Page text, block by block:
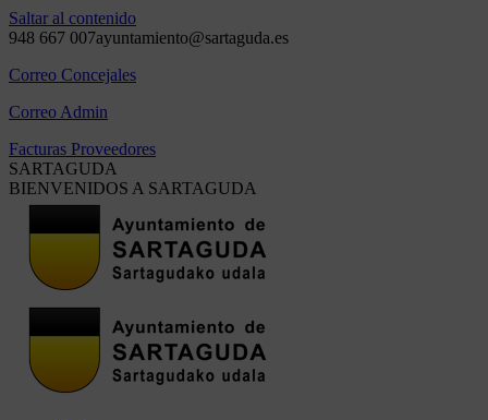
Saltar al contenido
948 667 007ayuntamiento@sartaguda.es
Correo Concejales
Correo Admin
Facturas Proveedores
SARTAGUDA
BIENVENIDOS A SARTAGUDA